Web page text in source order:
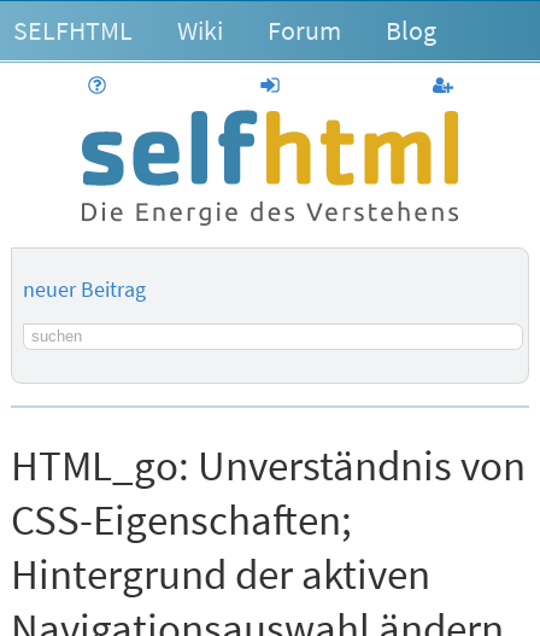
SELFHTML Wiki Forum Blog
anmelden
neuer Beitrag
Suchbegriff
HTML_go: Unverständnis von
CSS-Eigenschaften;
Hintergrund der aktiven